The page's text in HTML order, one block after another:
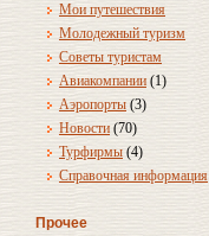
Мои путешествия
Молодежный туризм
Советы туристам
Авиакомпании (1)
Аэропорты (3)
Новости (70)
Турфирмы (4)
Справочная информация
Прочее